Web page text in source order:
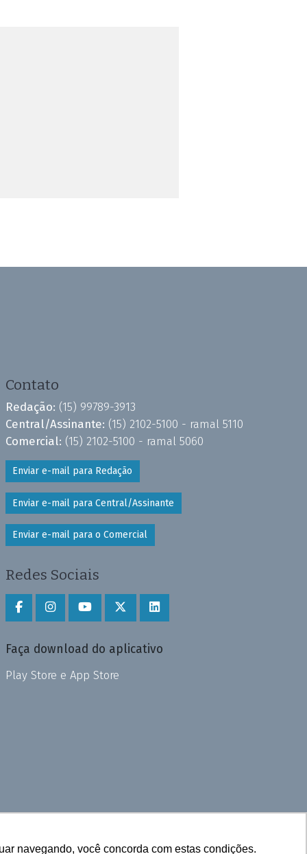
navegando, você concorda com estas condições.
Contato
Redação: (15) 99789-3913
Central/Assinante: (15) 2102-5100 - ramal 5110
Comercial: (15) 2102-5100 - ramal 5060
Enviar e-mail para Redação
Enviar e-mail para Central/Assinante
Enviar e-mail para o Comercial
Redes Sociais
Faça download do aplicativo
Play Store e App Store